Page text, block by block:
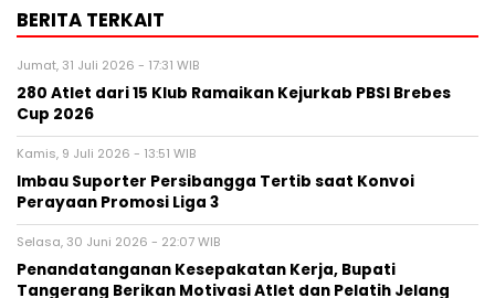
BERITA TERKAIT
Jumat, 31 Juli 2026 - 17:31 WIB
280 Atlet dari 15 Klub Ramaikan Kejurkab PBSI Brebes
Cup 2026
Kamis, 9 Juli 2026 - 13:51 WIB
Imbau Suporter Persibangga Tertib saat Konvoi
Perayaan Promosi Liga 3
Selasa, 30 Juni 2026 - 22:07 WIB
Penandatanganan Kesepakatan Kerja, Bupati
Tangerang Berikan Motivasi Atlet dan Pelatih Jelang